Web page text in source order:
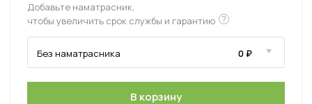
Добавьте наматрасник,
чтобы увеличить срок службы и гарантию ?